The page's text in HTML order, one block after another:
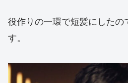
役作りの一環で短髪にしたの
す。